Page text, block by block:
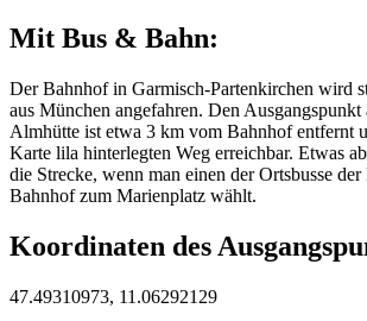
Mit Bus & Bahn:
Der Bahnhof in Garmisch-Partenkirchen wird
aus München angefahren. Den
Almhütte ist etwa 3 km vom Bahnhof entfernt
Karte lila hinterlegten Weg erreichbar. Etwas
die Strecke, wenn man einen der Ortsbusse
Bahnhof zum Marienplatz wählt.
Koordinaten des
47.49310973, 11.06292129